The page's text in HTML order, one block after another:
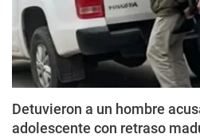
Detuvieron a un hombre
adolescente con retraso